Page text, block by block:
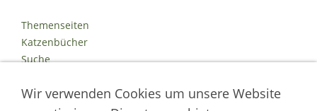
Themenseiten
Katzenbücher
Suche
Impressum
Wir verwenden Cookies um unsere Website